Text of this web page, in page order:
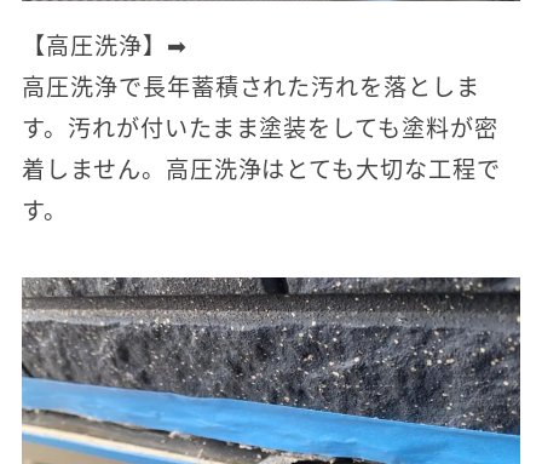
【高圧洗浄】➡
高圧洗浄で長年蓄積された汚れを落としま
す。汚れが付いたまま塗装をしても塗料が密
着しません。高圧洗浄はとても大切な工程で
す。